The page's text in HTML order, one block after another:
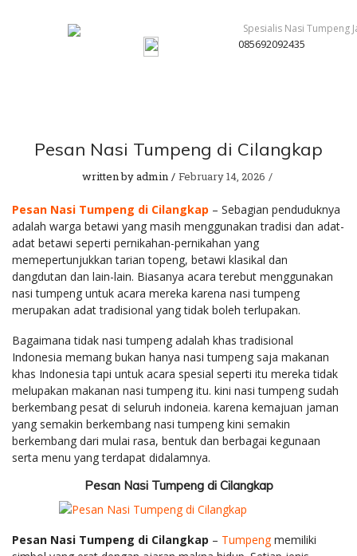
085692092435
Pesan Nasi Tumpeng di Cilangkap
written byadmin February 14, 2026
Pesan Nasi Tumpeng di Cilangkap – Sebagian penduduknya
adalah warga betawi yang masih menggunakan tradisi dan adat-
adat betawi seperti pernikahan-pernikahan yang
memepertunjukkan tarian topeng, betawi klasikal dan
dangdutan dan lain-lain. Biasanya acara terebut menggunakan
nasi tumpeng untuk acara mereka karena nasi tumpeng
merupakan adat tradisional yang tidak boleh terlupakan.
Bagaimana tidak nasi tumpeng adalah khas tradisional
Indonesia memang bukan hanya nasi tumpeng saja makanan
khas Indonesia tapi untuk acara spesial seperti itu mereka tidak
melupakan makanan nasi tumpeng itu. kini nasi tumpeng sudah
berkembang pesat di seluruh indoneia. karena kemajuan jaman
yang semakin berkembang nasi tumpeng kini semakin
berkembang dari mulai rasa, bentuk dan berbagai kegunaan
serta menu yang terdapat didalamnya.
Pesan Nasi Tumpeng di Cilangkap
Pesan Nasi Tumpeng di Cilangkap – Tumpengmemiliki